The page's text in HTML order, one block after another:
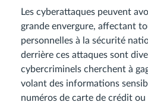
Les cyberattaques peuvent
grande envergure, affectant
personnelles à la sécurité
derrière ces attaques sont
cybercriminels cherchent à
volant des informations
numéros de carte de crédit